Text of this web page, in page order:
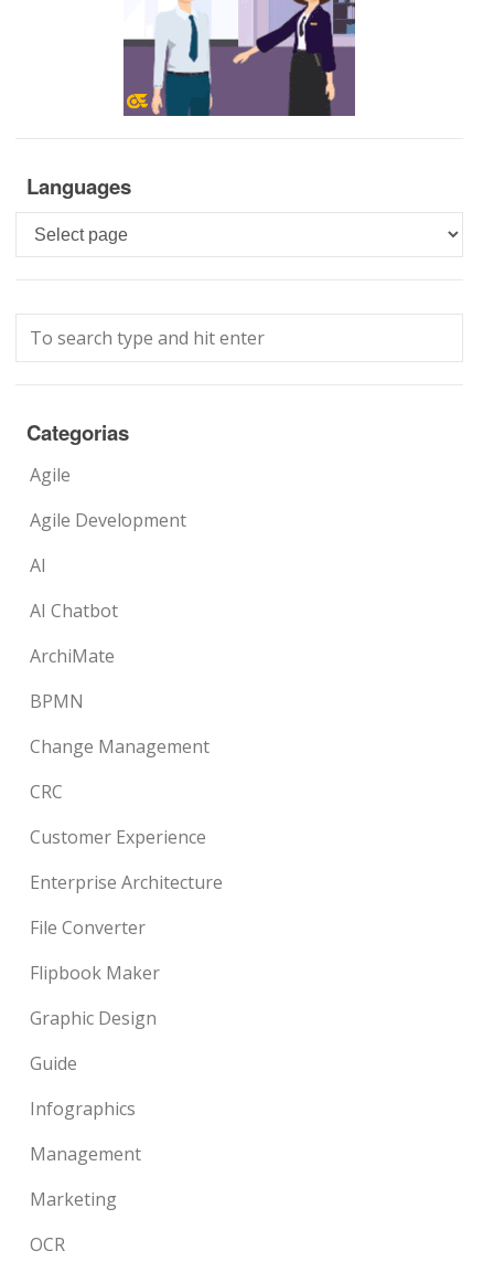
Languages
Languages
Categorias
Agile
Agile Development
AI
AI Chatbot
ArchiMate
BPMN
Change Management
CRC
Customer Experience
Enterprise Architecture
File Converter
Flipbook Maker
Graphic Design
Guide
Infographics
Management
Marketing
OCR